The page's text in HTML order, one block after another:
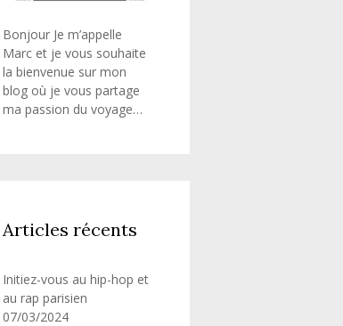
Bonjour Je m’appelle
Marc et je vous souhaite
la bienvenue sur mon
blog où je vous partage
ma passion du voyage…
Articles récents
Initiez-vous au hip-hop et
au rap parisien
07/03/2024